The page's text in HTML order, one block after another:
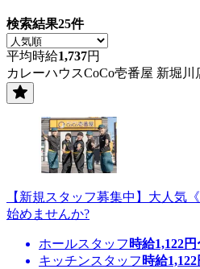
検索結果25件
平均時給1,737円
カレーハウスCoCo壱番屋 新堀川
【新規スタッフ募集中】大人気
始めませんか?
ホールスタッフ 時給1,122
キッチンスタッフ 時給1,122